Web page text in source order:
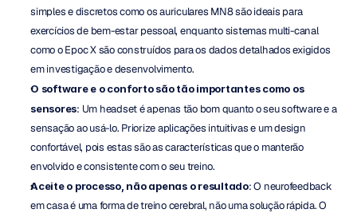
simples e discretos como os auriculares MN8 são ideais para
exercícios de bem-estar pessoal, enquanto sistemas multi-canal
como o Epoc X são construídos para os dados detalhados exigidos
em investigação e desenvolvimento.
O software e o conforto são tão importantes como os
sensores: Um headset é apenas tão bom quanto o seu software e a
sensação ao usá-lo. Priorize aplicações intuitivas e um design
confortável, pois estas são as características que o manterão
envolvido e consistente com o seu treino.
Aceite o processo, não apenas o resultado: O neurofeedback
em casa é uma forma de treino cerebral, não uma solução rápida. O